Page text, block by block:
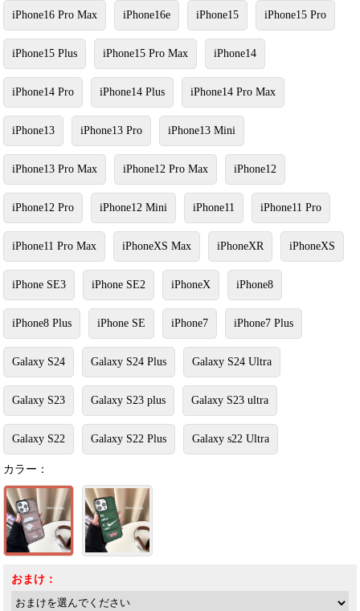
iPhone16 Pro Max iPhone16e iPhone15 iPhone15 Pro
iPhone15 Plus iPhone15 Pro Max iPhone14
iPhone14 Pro iPhone14 Plus iPhone14 Pro Max
iPhone13 iPhone13 Pro iPhone13 Mini
iPhone13 Pro Max iPhone12 Pro Max iPhone12
iPhone12 Pro iPhone12 Mini iPhone11 iPhone11 Pro
iPhone11 Pro Max iPhoneXS Max iPhoneXR iPhoneXS
iPhone SE3 iPhone SE2 iPhoneX iPhone8
iPhone8 Plus iPhone SE iPhone7 iPhone7 Plus
Galaxy S24 Galaxy S24 Plus Galaxy S24 Ultra
Galaxy S23 Galaxy S23 plus Galaxy S23 ultra
Galaxy S22 Galaxy S22 Plus Galaxy s22 Ultra
カラー：
おまけ：